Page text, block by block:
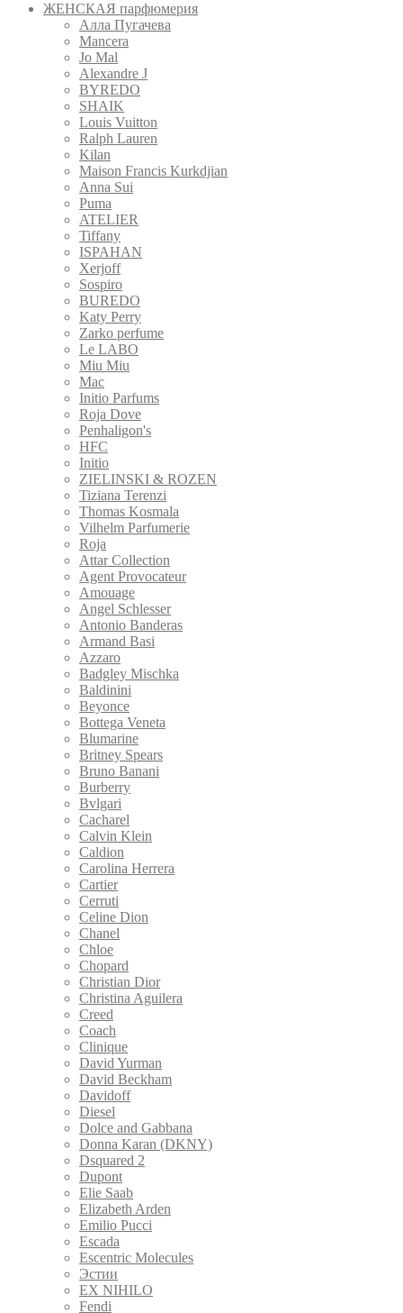
ЖЕНСКАЯ парфюмерия
Алла Пугачева
Mancera
Jo Mal
Alexandre J
BYREDO
SHAIK
Louis Vuitton
Ralph Lauren
Kilan
Maison Francis Kurkdjian
Anna Sui
Puma
ATELIER
Tiffany
ISPAHAN
Xerjoff
Sospiro
BUREDO
Katy Perry
Zarko perfume
Le LABO
Miu Miu
Mac
Initio Parfums
Roja Dove
Penhaligon's
HFC
Initio
ZIELINSKI & ROZEN
Tiziana Terenzi
Thomas Kosmala
Vilhelm Parfumerie
Roja
Attar Collection
Agent Provocateur
Amouage
Angel Schlesser
Antonio Banderas
Armand Basi
Azzaro
Badgley Mischka
Baldinini
Beyonce
Bottega Veneta
Blumarine
Britney Spears
Bruno Banani
Burberry
Bvlgari
Cacharel
Calvin Klein
Caldion
Carolina Herrera
Cartier
Cerruti
Celine Dion
Chanel
Chloe
Chopard
Christian Dior
Christina Aguilera
Creed
Coach
Clinique
David Yurman
David Beckham
Davidoff
Diesel
Dolce and Gabbana
Donna Karan (DKNY)
Dsquared 2
Dupont
Elie Saab
Elizabeth Arden
Emilio Pucci
Escada
Escentric Molecules
Эстии
EX NIHILO
Fendi